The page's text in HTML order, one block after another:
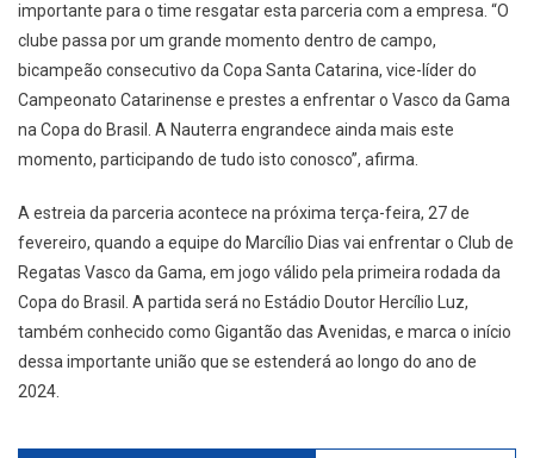
importante para o time resgatar esta parceria com a empresa. “O
clube passa por um grande momento dentro de campo,
bicampeão consecutivo da Copa Santa Catarina, vice-líder do
Campeonato Catarinense e prestes a enfrentar o Vasco da Gama
na Copa do Brasil. A Nauterra engrandece ainda mais este
momento, participando de tudo isto conosco”, afirma.
A estreia da parceria acontece na próxima terça-feira, 27 de
fevereiro, quando a equipe do Marcílio Dias vai enfrentar o Club de
Regatas Vasco da Gama, em jogo válido pela primeira rodada da
Copa do Brasil. A partida será no Estádio Doutor Hercílio Luz,
também conhecido como Gigantão das Avenidas, e marca o início
dessa importante união que se estenderá ao longo do ano de
2024.